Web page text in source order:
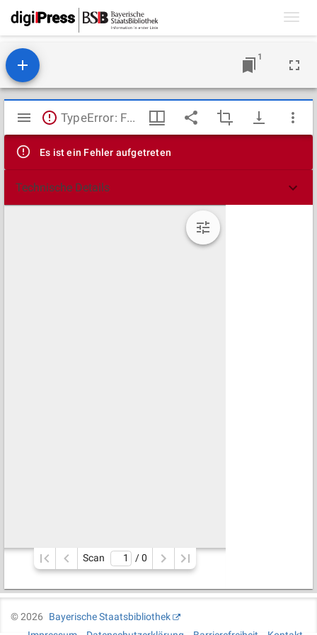
1
Mirador
Viewer
TypeError: Failed to fetch
Es ist ein Fehler aufgetreten
Technische Details
Scan / 0
©2026
Bayerische Staatsbibliothek